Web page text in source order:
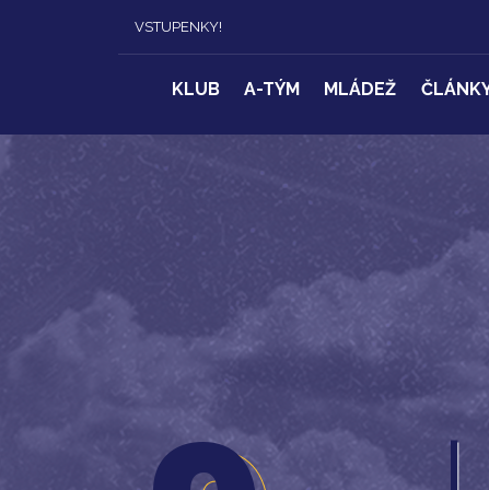
VSTUPENKY!
KLUB A-TÝM MLÁDEŽ